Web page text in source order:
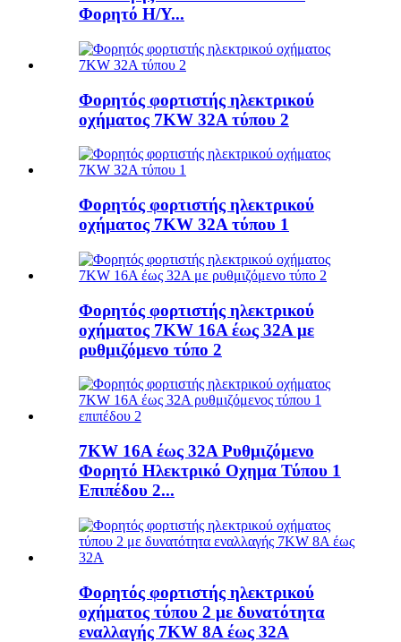
Φορητό Η/Υ...
Φορητός φορτιστής ηλεκτρικού
οχήματος 7KW 32A τύπου 2
Φορητός φορτιστής ηλεκτρικού
οχήματος 7KW 32A τύπου 1
Φορητός φορτιστής ηλεκτρικού
οχήματος 7KW 16A έως 32A με
ρυθμιζόμενο τύπο 2
7KW 16A έως 32A Ρυθμιζόμενο
Φορητό Ηλεκτρικό Οχημα Τύπου 1
Επιπέδου 2...
Φορητός φορτιστής ηλεκτρικού
οχήματος τύπου 2 με δυνατότητα
εναλλαγής 7KW 8A έως 32A